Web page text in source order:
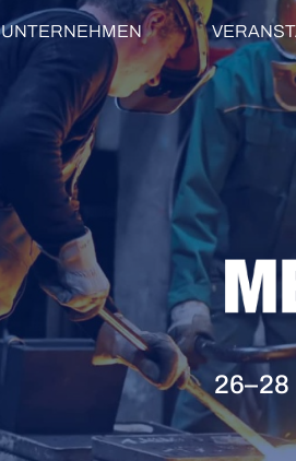
UNTERNEHMEN
26–28